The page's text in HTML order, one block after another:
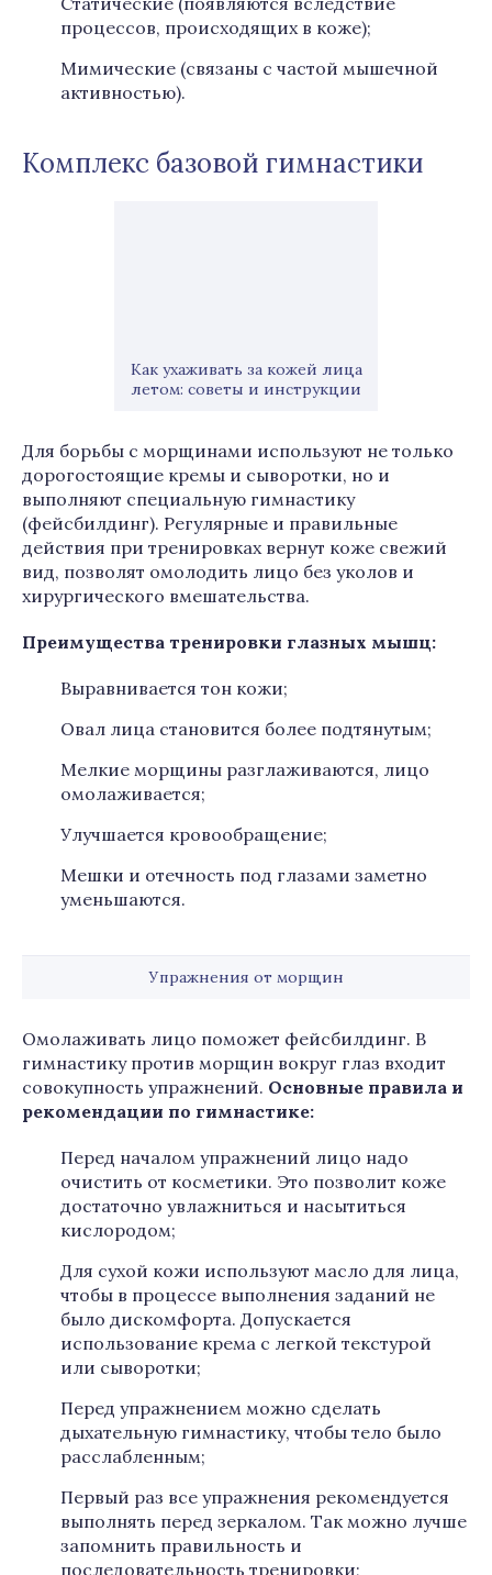
процессов, происходящих в коже);
Мимические (связаны с частой мышечной
активностью).
Комплекс базовой гимнастики
Как ухаживать за кожей лица
летом: советы и инструкции
Для борьбы с морщинами используют не только
дорогостоящие кремы и сыворотки, но и
выполняют специальную гимнастику
(фейсбилдинг). Регулярные и правильные
действия при тренировках вернут коже свежий
вид, позволят омолодить лицо без уколов и
хирургического вмешательства.
Преимущества тренировки глазных мышц:
Выравнивается тон кожи;
Овал лица становится более подтянутым;
Мелкие морщины разглаживаются, лицо
омолаживается;
Улучшается кровообращение;
Мешки и отечность под глазами заметно
уменьшаются.
Упражнения от морщин
Омолаживать лицо поможет фейсбилдинг. В
гимнастику против морщин вокруг глаз входит
совокупность упражнений. Основные правила и
рекомендации по гимнастике:
Перед началом упражнений лицо надо
очистить от косметики. Это позволит коже
достаточно увлажниться и насытиться
кислородом;
Для сухой кожи используют масло для лица,
чтобы в процессе выполнения заданий не
было дискомфорта. Допускается
использование крема с легкой текстурой
или сыворотки;
Перед упражнением можно сделать
дыхательную гимнастику, чтобы тело было
расслабленным;
Первый раз все упражнения рекомендуется
выполнять перед зеркалом. Так можно лучше
запомнить правильность и
последовательность тренировки;